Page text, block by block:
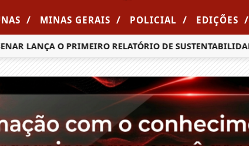
/ MINAS GERAIS / POLICIAL / EDIÇÕES /
LANÇA O PRIMEIRO RELATÓRIO DE SUSTENTABILIDADE